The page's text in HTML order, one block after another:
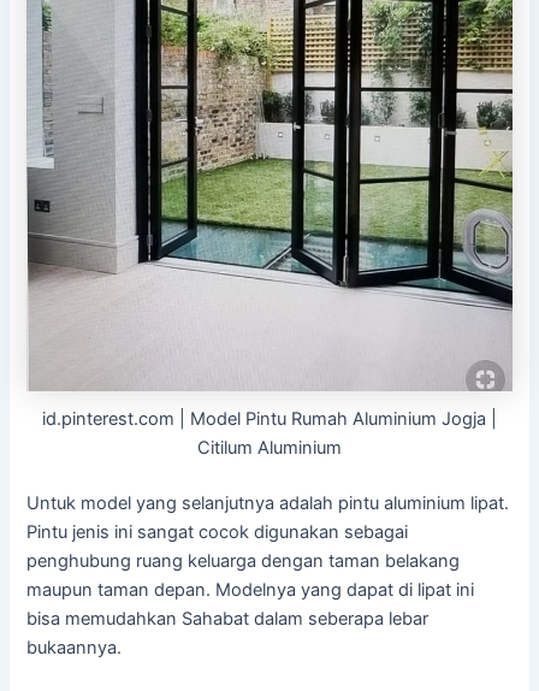
id.pinterest.com | Model Pintu Rumah Aluminium Jogja |
Citilum Aluminium
Untuk model yang selanjutnya adalah pintu aluminium lipat.
Pintu jenis ini sangat cocok digunakan sebagai
penghubung ruang keluarga dengan taman belakang
maupun taman depan. Modelnya yang dapat di lipat ini
bisa memudahkan Sahabat dalam seberapa lebar
bukaannya.